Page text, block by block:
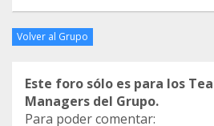
Volver al Grupo
Este foro sólo es para los
Managers del Grupo.
Para poder comentar: